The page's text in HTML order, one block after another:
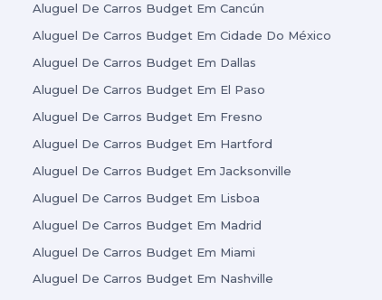
Aluguel De Carros Budget Em Cancún
Aluguel De Carros Budget Em Cidade Do México
Aluguel De Carros Budget Em Dallas
Aluguel De Carros Budget Em El Paso
Aluguel De Carros Budget Em Fresno
Aluguel De Carros Budget Em Hartford
Aluguel De Carros Budget Em Jacksonville
Aluguel De Carros Budget Em Lisboa
Aluguel De Carros Budget Em Madrid
Aluguel De Carros Budget Em Miami
Aluguel De Carros Budget Em Nashville